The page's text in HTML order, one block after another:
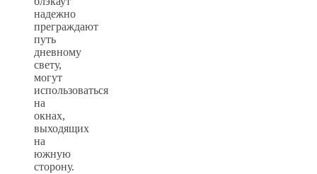
надежно
преграждают
путь
дневному
свету,
могут
использоваться
на
окнах,
выходящих
на
южную
сторону.